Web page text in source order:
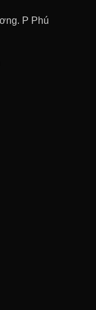
P Phú